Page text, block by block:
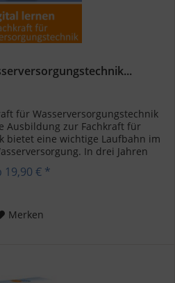
für Wasserversorgungstechnik
Ausbildung zur Fachkraft für
bietet eine wichtige Laufbahn im
In drei Jahren
du...
19,90 € *
Merken